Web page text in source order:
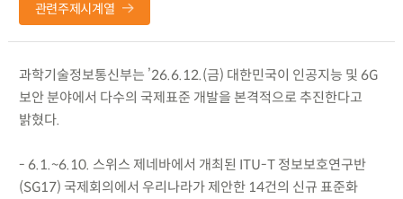
관련주제시계열
과학기술정보통신부는 ’26.6.12.(금) 대한민국이 인공지능 및 6G
보안 분야에서 다수의 국제표준 개발을 본격적으로 추진한다고
밝혔다.
- 6.1.~6.10. 스위스 제네바에서 개최된 ITU-T 정보보호연구반
(SG17) 국제회의에서 우리나라가 제안한 14건의 신규 표준화